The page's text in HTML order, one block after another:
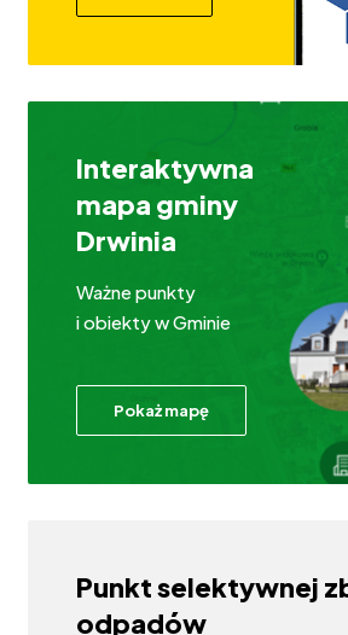
Interaktywna
mapa gminy
Drwinia
Ważne punkty
i obiekty w Gminie
Pokaż mapę
Punkt selektywnej
odpadów